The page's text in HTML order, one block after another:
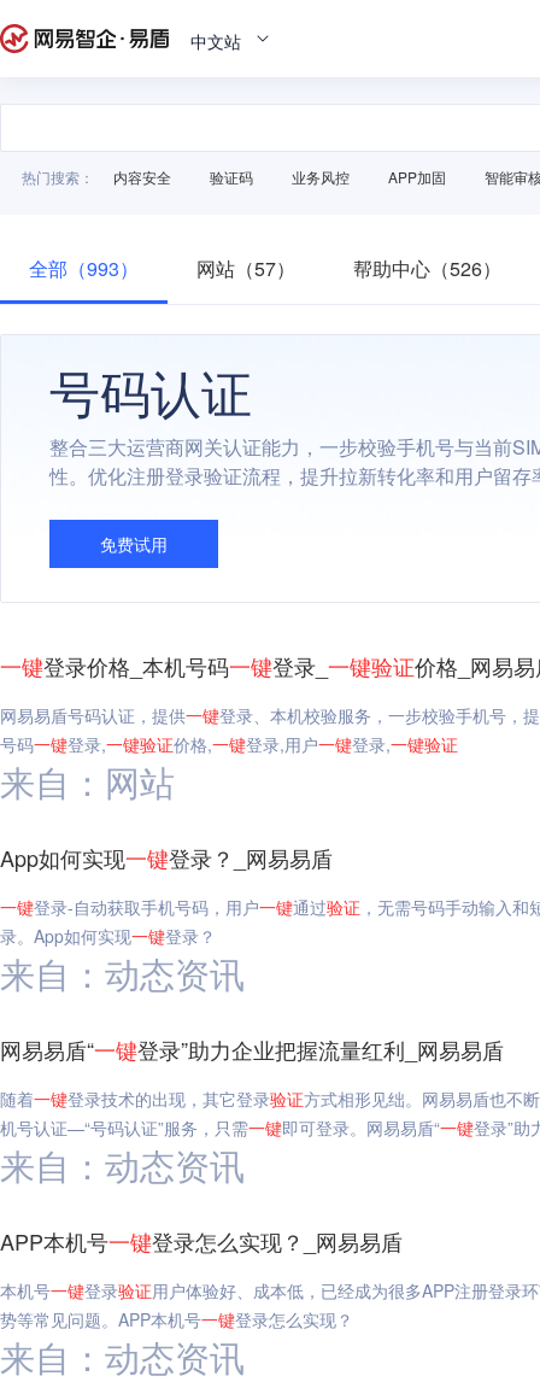
中文站
热门搜索： 内容安全 验证码 业务风控 APP加固 智能审
全部（993） 网站（57） 帮助中心（526）
号码认证
整合三大运营商网关认证能力，一步校验手机号与当前
性。优化注册登录验证流程，提升拉新转化率和用户留存
免费试用
一键登录价格_本机号码一键登录_ 一键验证价格_网易
网易易盾号码认证，提供一键登录、本机校验服务，一步校验手机号，
号码一键登录,一键验证价格,一键登录,用户一键登录,一键验证
来自：网站
App如何实现一键登录？_网易易盾
一键登录-自动获取手机号码，用户一键通过验证 ，无需号码手动输入和
录。App如何实现一键登录？
来自：动态资讯
网易易盾“一键登录”助力企业把握流量红利_网易易盾
随着一键登录技术的出现，其它登录验证方式相形见绌。网易易盾也不
机号认证—“号码认证”服务，只需一键即可登录。网易易盾“一键登录”助
来自：动态资讯
APP本机号一键登录怎么实现？_网易易盾
本机号一键登录验证用户体验好、成本低，已经成为很多APP注册登录
势等常见问题。APP本机号一键登录怎么实现？
来自：动态资讯